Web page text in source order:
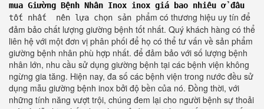
mua Giường Bệnh Nhân Inox inox giá bao nhiêu ở đâu
tốt nhất nên lựa chọn sản phẩm có thương hiệu uy tín để
đảm bảo chất lượng giường bệnh tốt nhất. Quý khách hàng có thể
liên hệ với một đơn vị phân phối để họ có thể tư vấn về sản phẩm
giường bệnh nhân phù hợp nhất. để đảm bảo với số lượng bệnh
nhân lớn, nhu cầu sử dụng giường bệnh tại các bệnh viện không
ngừng gia tăng. Hiện nay, đa số các bệnh viện trong nước đều sử
dụng mẫu giường bệnh inox bởi độ bền của nó. Đồng thời, với
những tính năng vượt trội, chúng đem lại cho người bệnh sự thoải